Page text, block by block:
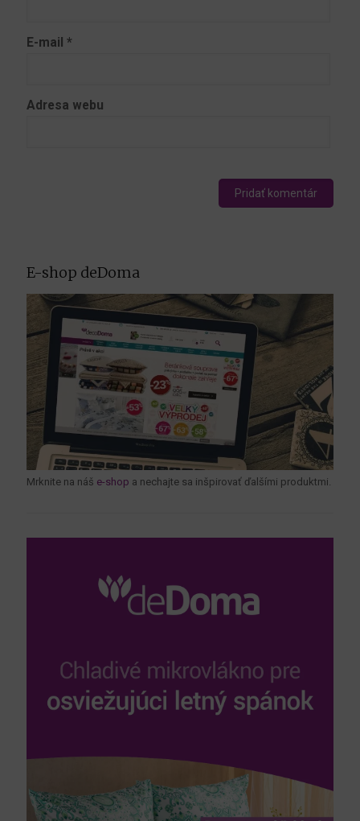
E-mail *
Adresa webu
E-shop deDoma
Mrknite na náš e-shop a nechajte sa inšpirovať ďalšími produktmi.